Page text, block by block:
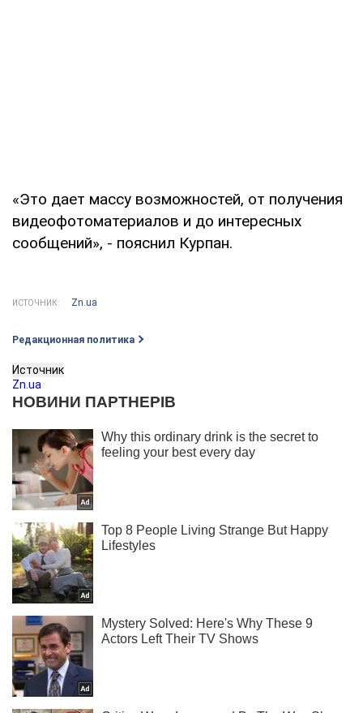
«Это дает массу возможностей, от получения
видеофотоматериалов и до интересных
сообщений», - пояснил Курпан.
ИСТОЧНИК: Zn.ua
Редакционная политика
Источник
Zn.ua